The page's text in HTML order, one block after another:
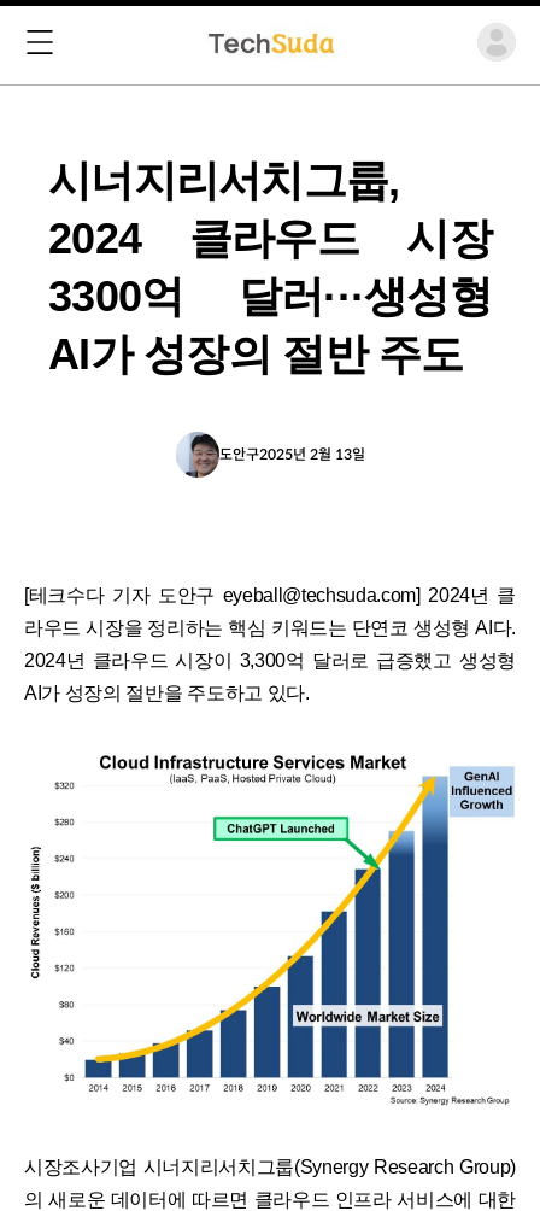
시너지리서치그룹,
2024 클라우드 시장
3300억 달러···생성형
AI가 성장의 절반 주도
도안구2025년 2월 13일
[테크수다 기자 도안구 eyeball@techsuda.com] 2024년 클
라우드 시장을 정리하는 핵심 키워드는 단연코 생성형 AI다.
2024년 클라우드 시장이 3,300억 달러로 급증했고 생성형
AI가 성장의 절반을 주도하고 있다.
시장조사기업 시너지리서치그룹(Synergy Research Group)
의 새로운 데이터에 따르면 클라우드 인프라 서비스에 대한